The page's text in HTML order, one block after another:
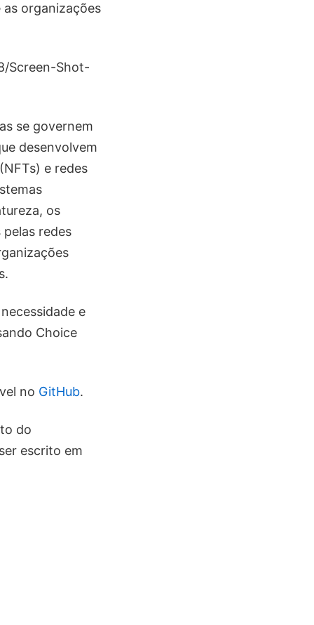
organizações
se governem
desenvolvem
e redes
os
redes
e
Choice
no GitHub.
do
escrito em